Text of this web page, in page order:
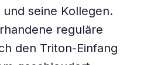
seine Kollegen.
reguläre
den Triton-Einfang